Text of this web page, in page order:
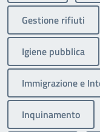
Gestione rifiuti
Igiene pubblica
Immigrazione e
Inquinamento